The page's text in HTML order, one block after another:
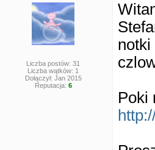
Liczba postów: 31
Liczba wątków: 1
Dołączył: Jan 2015
Reputacja: 6
notki
Poki